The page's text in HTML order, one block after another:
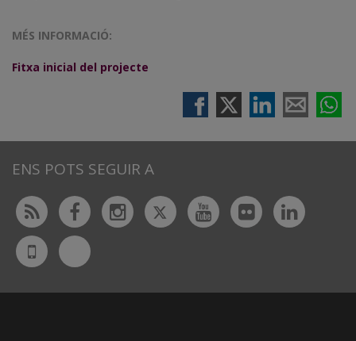
MÉS INFORMACIÓ:
Fitxa inicial del projecte
ENS POTS SEGUIR A
Rss FacebookInstagram
TwitterYoutubeFlickr
UdL
App
Bluesky